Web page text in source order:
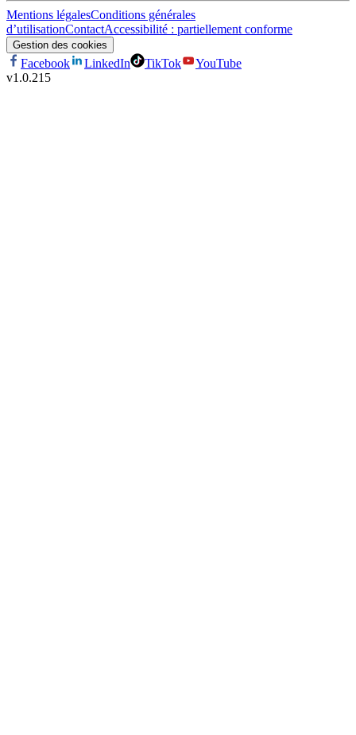
Mentions légalesConditions générales
d’utilisationContactAccessibilité : partiellement conforme
Gestion des cookies
Facebook LinkedIn TikTok
YouTube
v1.0.215